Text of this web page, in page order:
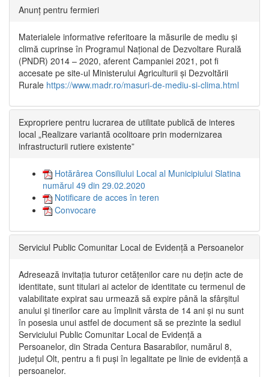
Anunț pentru fermieri
Materialele informative referitoare la măsurile de mediu și
climă cuprinse în Programul Național de Dezvoltare Rurală
(PNDR) 2014 – 2020, aferent Campaniei 2021, pot fi
accesate pe site-ul Ministerului Agriculturii și Dezvoltării
Rurale https://www.madr.ro/masuri-de-mediu-si-clima.html
Expropriere pentru lucrarea de utilitate publică de interes
local „Realizare variantă ocolitoare prin modernizarea
infrastructurii rutiere existente”
Hotărârea Consiliului Local al Municipiului Slatina
numărul 49 din 29.02.2020
Notificare de acces în teren
Convocare
Serviciul Public Comunitar Local de Evidență a Persoanelor
Adresează invitația tuturor cetățenilor care nu dețin acte de
identitate, sunt titulari ai actelor de identitate cu termenul de
valabilitate expirat sau urmează să expire până la sfârșitul
anului și tinerilor care au împlinit vârsta de 14 ani și nu sunt
în posesia unui astfel de document să se prezinte la sediul
Serviciului Public Comunitar Local de Evidență a
Persoanelor, din Strada Centura Basarabilor, numărul 8,
județul Olt, pentru a fi puși în legalitate pe linie de evidență a
persoanelor.